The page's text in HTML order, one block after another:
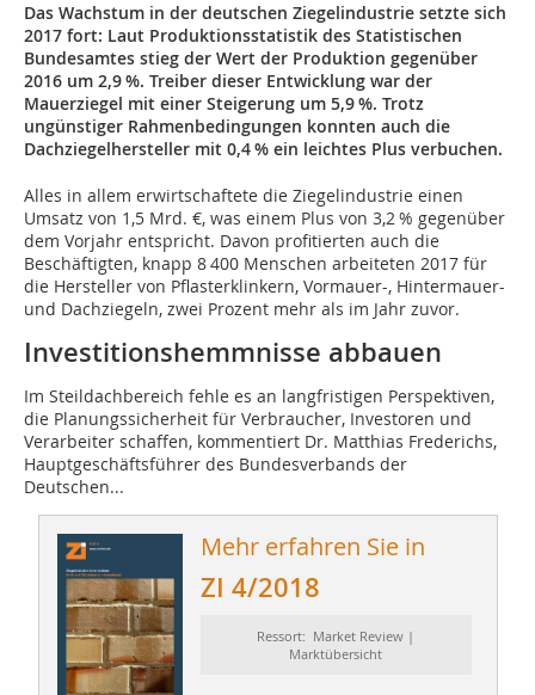
Das Wachstum in der deutschen Ziegelindustrie setzte sich
2017 fort: Laut Produktionsstatistik des Statistischen
Bundesamtes stieg der Wert der Produktion gegenüber
2016 um 2,9 %. Treiber dieser Entwicklung war der
Mauerziegel mit einer Steigerung um 5,9 %. Trotz
ungünstiger Rahmenbedingungen konnten auch die
Dachziegelhersteller mit 0,4 % ein leichtes Plus verbuchen.
Alles in allem erwirtschaftete die Ziegelindustrie einen
Umsatz von 1,5 Mrd. €, was einem Plus von 3,2 % gegenüber
dem Vorjahr entspricht. Davon profitierten auch die
Beschäftigten, knapp 8 400 Menschen arbeiteten 2017 für
die Hersteller von Pflasterklinkern, Vormauer-, Hintermauer-
und Dachziegeln, zwei Prozent mehr als im Jahr zuvor.
Investitionshemmnisse abbauen
Im Steildachbereich fehle es an langfristigen Perspektiven,
die Planungssicherheit für Verbraucher, Investoren und
Verarbeiter schaffen, kommentiert Dr. Matthias Frederichs,
Hauptgeschäftsführer des Bundesverbands der
Deutschen...
Mehr erfahren Sie in
ZI 4/2018
Ressort: Market Review |
Marktübersicht